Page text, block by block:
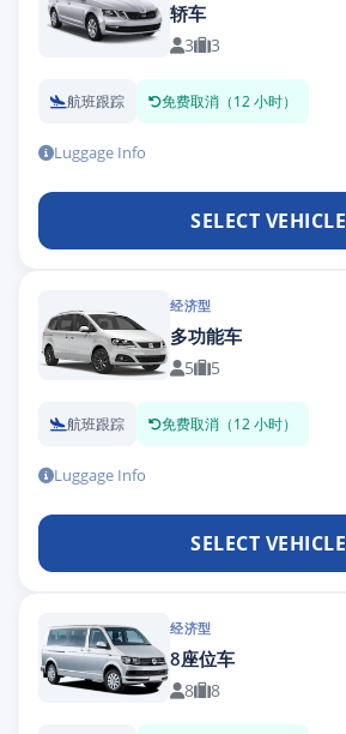
轿车
3 3
航班跟踪 免费取消（12 小时）
Luggage Info
SELECT VEHICLE
经济型
多功能车
5 5
航班跟踪 免费取消（12 小时）
Luggage Info
SELECT VEHICLE
经济型
8座位车
8 8